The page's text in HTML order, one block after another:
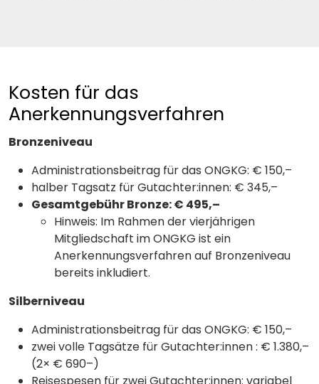
Kosten für das
Anerkennungsverfahren
Bronzeniveau
Administrationsbeitrag für das ONGKG: € 150,–
halber Tagsatz für Gutachter:innen: € 345,–
Gesamtgebühr Bronze: € 495,–
Hinweis: Im Rahmen der vierjährigen
Mitgliedschaft im ONGKG ist ein
Anerkennungsverfahren auf Bronzeniveau
bereits inkludiert.
Silberniveau
Administrationsbeitrag für das ONGKG: € 150,–
zwei volle Tagsätze für Gutachter:innen : € 1.380,–
(2× € 690–)